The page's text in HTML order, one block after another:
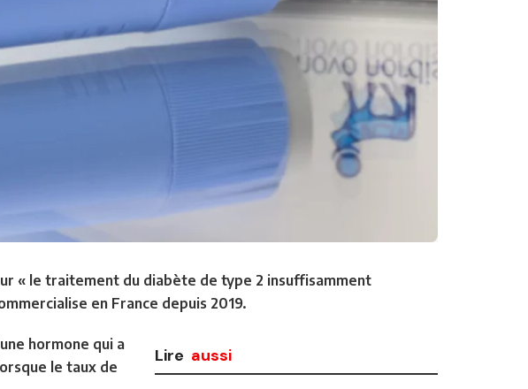
« le traitement du diabète de type 2 insuffisamment
en France depuis 2019.
Lire aussi
hormone qui a
le taux de